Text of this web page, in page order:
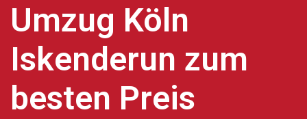
Umzug Köln
Iskenderun zum
besten Preis